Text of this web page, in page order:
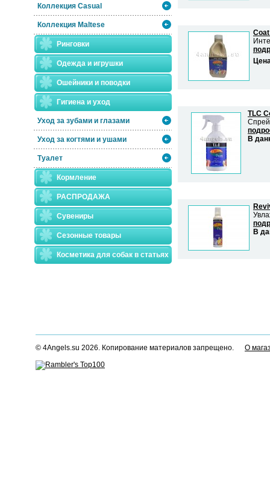
Коллекция Casual
Коллекция Maltese
Ринговки
Одежда и игрушки
Ошейники и поводки
Гигиена и уход
Уход за зубами и глазами
Уход за когтями и ушами
Туалет
Кормление
РАСПРОДАЖА
Сувениры
Сезонные товары
Косметика для собак в статьях
TLC
В
В
© 4Angels.su 2026. Копирование материалов запрещено. О